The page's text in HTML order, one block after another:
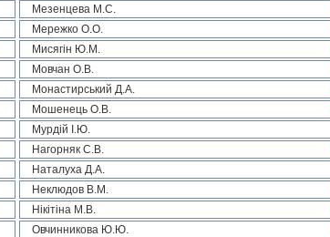
Мезенцева М.С.
Мережко О.О.
Мисягін Ю.М.
Мовчан О.В.
Монастирський Д.А.
Мошенець О.В.
Мурдій І.Ю.
Нагорняк С.В.
Наталуха Д.А.
Неклюдов В.М.
Нікітіна М.В.
Овчинникова Ю.Ю.